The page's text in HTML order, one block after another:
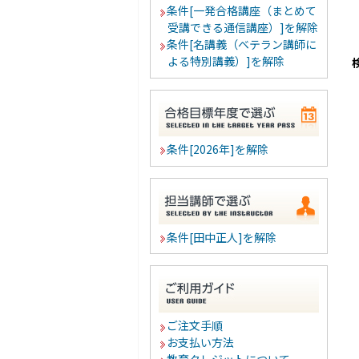
条件[一発合格講座（まとめて
受講できる通信講座）]を解除
条件[名講義（ベテラン講師に
よる特別講義）]を解除
条件[2026年]を解除
条件[田中正人]を解除
ご注文手順
お支払い方法